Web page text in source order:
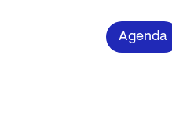
impriméeAgenda